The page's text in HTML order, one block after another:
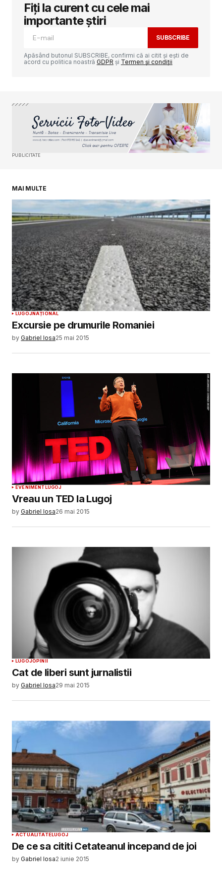
Adresa ta de email nu va fi publicată.
Câmpurile obligatorii sunt marcate cu
Your E-mail*
Fiți la curent cu cele mai
importante știri
SUBSCRIBE
Apăsând butonul SUBSCRIBE, confirmi că ai citit și ești de
acord cu politica noastră GDPR și Termen și condiții
PUBLICITATE
MAI MULTE
LUGOJNAȚIONAL
Excursie pe drumurile Romaniei
by Gabriel Iosa25 mai 2015
EVENIMENTLUGOJ
Vreau un TED la Lugoj
by Gabriel Iosa26 mai 2015
LUGOJOPINII
Cat de liberi sunt jurnalistii
by Gabriel Iosa29 mai 2015
ACTUALITATELUGOJ
De ce sa cititi Cetateanul incepand de joi
by Gabriel Iosa2 iunie 2015